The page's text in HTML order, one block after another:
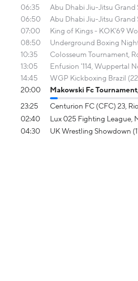
06:35
Abu Dhabi Jiu-Jitsu Grand
06:50
Abu Dhabi Jiu-Jitsu Grand
07:00
King of Kings - KOK'69
08:50
Underground Boxing
10:35
Colosseum Tournament,
13:05
Enfusion '114, Wuppertal
14:45
WGP Kickboxing Brazil
20:00
Makowski Fc
23:25
Centurion FC (CFC) 23,
02:40
Lux 025 Fighting League,
04:30
UK Wrestling Showdown